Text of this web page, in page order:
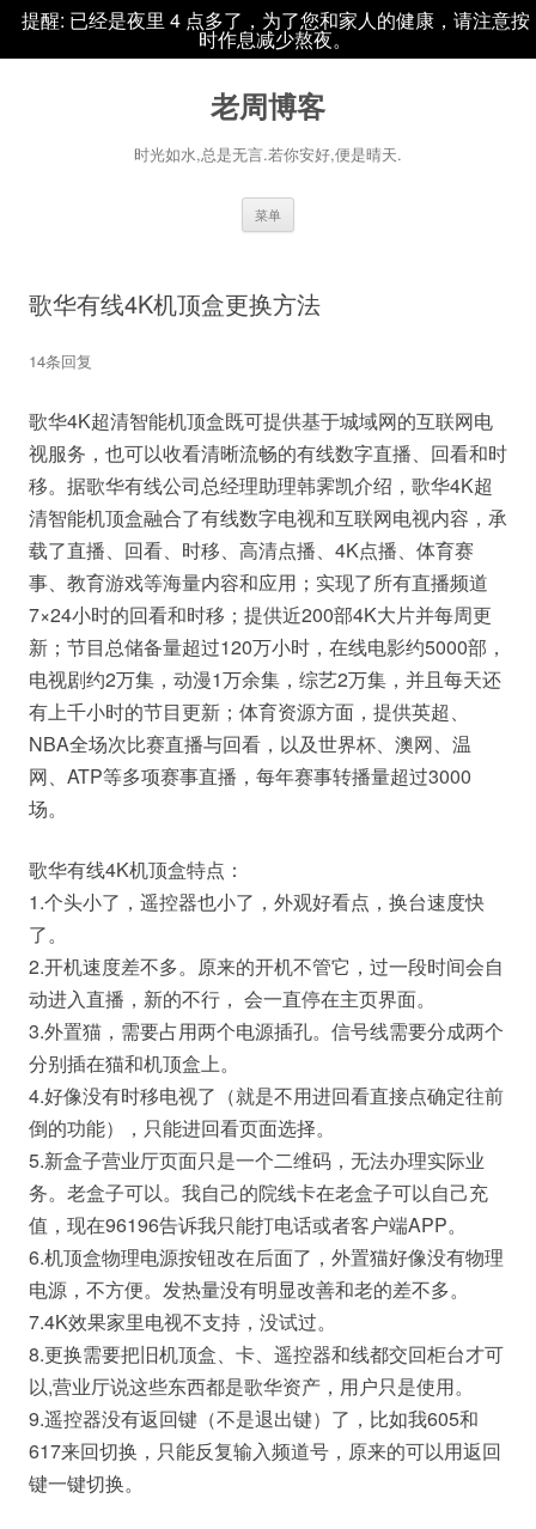
提醒: 已经是夜里 4 点多了，为了您和家人的健康，请注意按
时作息减少熬夜。
老周博客
时光如水,总是无言.若你安好,便是晴天.
菜单
歌华有线4K机顶盒更换方法
14条回复
歌华4K超清智能机顶盒既可提供基于城域网的互联网电
视服务，也可以收看清晰流畅的有线数字直播、回看和时
移。据歌华有线公司总经理助理韩霁凯介绍，歌华4K超
清智能机顶盒融合了有线数字电视和互联网电视内容，承
载了直播、回看、时移、高清点播、4K点播、体育赛
事、教育游戏等海量内容和应用；实现了所有直播频道
7×24小时的回看和时移；提供近200部4K大片并每周更
新；节目总储备量超过120万小时，在线电影约5000部，
电视剧约2万集，动漫1万余集，综艺2万集，并且每天还
有上千小时的节目更新；体育资源方面，提供英超、
NBA全场次比赛直播与回看，以及世界杯、澳网、温
网、ATP等多项赛事直播，每年赛事转播量超过3000
场。
歌华有线4K机顶盒特点：
1.个头小了，遥控器也小了，外观好看点，换台速度快
了。
2.开机速度差不多。原来的开机不管它，过一段时间会自
动进入直播，新的不行， 会一直停在主页界面。
3.外置猫，需要占用两个电源插孔。信号线需要分成两个
分别插在猫和机顶盒上。
4.好像没有时移电视了（就是不用进回看直接点确定往前
倒的功能），只能进回看页面选择。
5.新盒子营业厅页面只是一个二维码，无法办理实际业
务。老盒子可以。我自己的院线卡在老盒子可以自己充
值，现在96196告诉我只能打电话或者客户端APP。
6.机顶盒物理电源按钮改在后面了，外置猫好像没有物理
电源，不方便。发热量没有明显改善和老的差不多。
7.4K效果家里电视不支持，没试过。
8.更换需要把旧机顶盒、卡、遥控器和线都交回柜台才可
以,营业厅说这些东西都是歌华资产，用户只是使用。
9.遥控器没有返回键（不是退出键）了，比如我605和
617来回切换，只能反复输入频道号，原来的可以用返回
键一键切换。